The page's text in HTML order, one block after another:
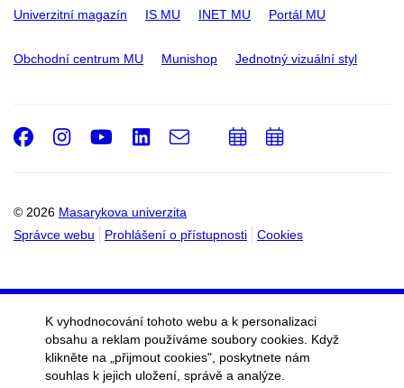
Univerzitní magazín IS MU INET MU Portál MU
Obchodní centrum MU Munishop Jednotný vizuální styl
© 2026 Masarykova univerzita
Správce webu
Prohlášení o přístupnosti Cookies
Facebook
Instagram
Youtube
LinkedIn
e-
Email
PřidatPřidat
K vyhodnocování tohoto webu a k personalizaci
obsahu a reklam používáme soubory cookies. Když
klikněte na „přijmout cookies", poskytnete nám
souhlas k jejich uložení, správě a analýze.